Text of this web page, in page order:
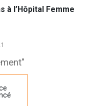
à l’Hôpital Femme